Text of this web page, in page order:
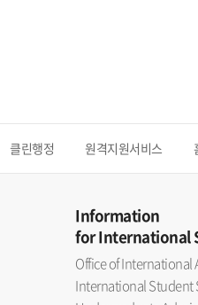
클린행정 원격지원서비스
Information
for International
Office of
International Student